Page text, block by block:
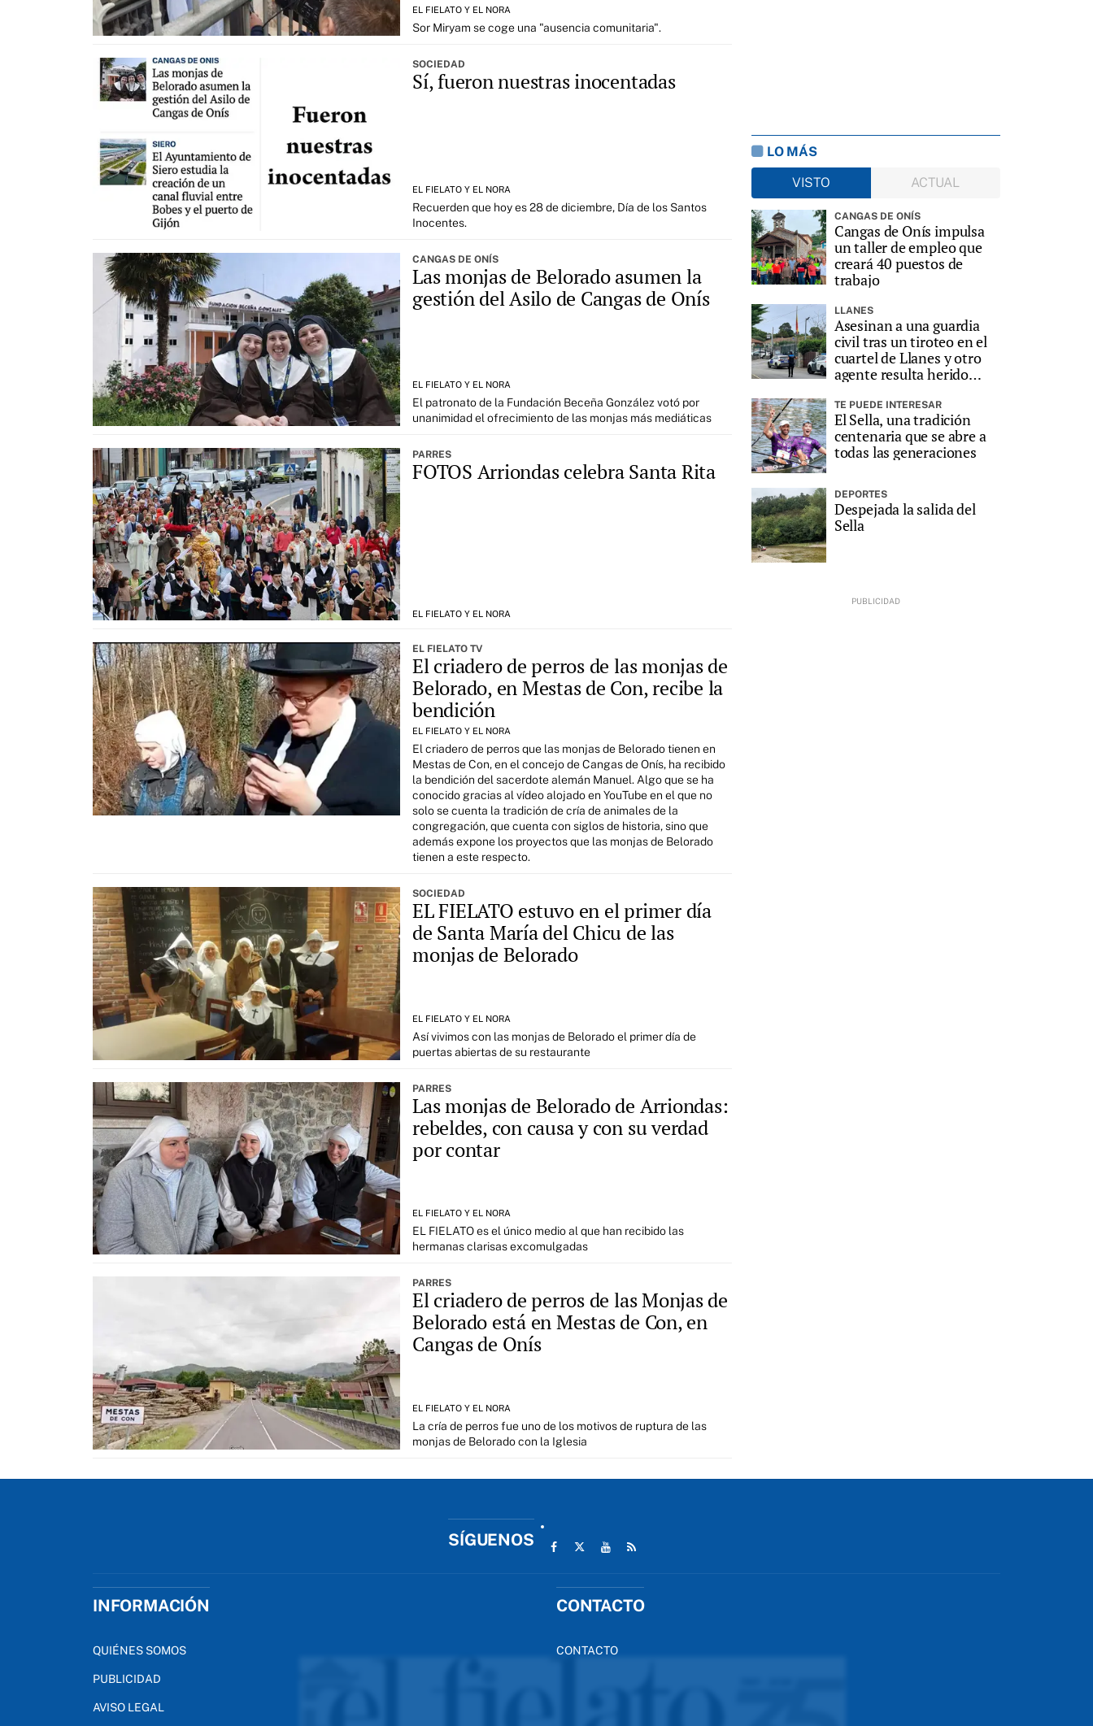
EL FIELATO Y EL NORA
Sor Miryam se coge una "ausencia comunitaria".
SOCIEDAD
Sí, fueron nuestras inocentadas
EL FIELATO Y EL NORA
Recuerden que hoy es 28 de diciembre, Día de los Santos
Inocentes.
CANGAS DE ONÍS
Las monjas de Belorado asumen la
gestión del Asilo de Cangas de Onís
EL FIELATO Y EL NORA
El patronato de la Fundación Beceña González votó por
unanimidad el ofrecimiento de las monjas más mediáticas
PARRES
FOTOS Arriondas celebra Santa Rita
EL FIELATO Y EL NORA
EL FIELATO TV
El criadero de perros de las monjas de
Belorado, en Mestas de Con, recibe la
bendición
EL FIELATO Y EL NORA
El criadero de perros que las monjas de Belorado tienen en
Mestas de Con, en el concejo de Cangas de Onís, ha recibido
la bendición del sacerdote alemán Manuel. Algo que se ha
conocido gracias al vídeo alojado en YouTube en el que no
solo se cuenta la tradición de cría de animales de la
congregación, que cuenta con siglos de historia, sino que
además expone los proyectos que las monjas de Belorado
tienen a este respecto.
SOCIEDAD
EL FIELATO estuvo en el primer día
de Santa María del Chicu de las
monjas de Belorado
EL FIELATO Y EL NORA
Así vivimos con las monjas de Belorado el primer día de
puertas abiertas de su restaurante
PARRES
Las monjas de Belorado de Arriondas:
rebeldes, con causa y con su verdad
por contar
EL FIELATO Y EL NORA
EL FIELATO es el único medio al que han recibido las
hermanas clarisas excomulgadas
PARRES
El criadero de perros de las Monjas de
Belorado está en Mestas de Con, en
Cangas de Onís
EL FIELATO Y EL NORA
La cría de perros fue uno de los motivos de ruptura de las
monjas de Belorado con la Iglesia
LO MÁS
VISTO
ACTUAL
CANGAS DE ONÍS
Cangas de Onís impulsa
un taller de empleo que
creará 40 puestos de
trabajo
LLANES
Asesinan a una guardia
civil tras un tiroteo en el
cuartel de Llanes y otro
agente resulta herido
TE PUEDE INTERESAR
El Sella, una tradición
centenaria que se abre a
todas las generaciones
DEPORTES
Despejada la salida del
Sella
SÍGUENOS
INFORMACIÓN
QUIÉNES SOMOS
PUBLICIDAD
AVISO LEGAL
CONTACTO
CONTACTO